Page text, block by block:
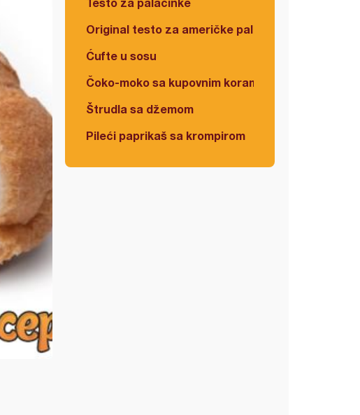
Original testo za američke palačinke
Ćufte u sosu
Čoko-moko sa kupovnim korama
Štrudla sa džemom
Pileći paprikaš sa krompirom